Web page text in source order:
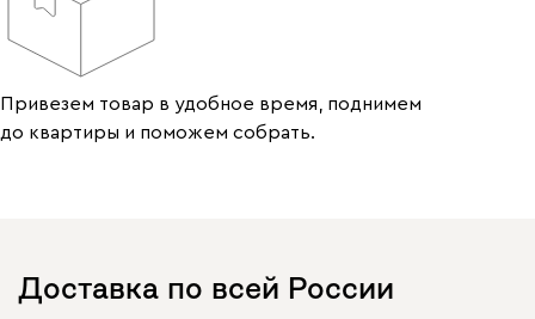
Привезем товар в удобное время, поднимем
до квартиры и поможем собрать.
Доставка по всей России